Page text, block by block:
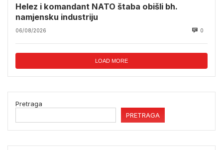
Helez i komandant NATO štaba obišli bh.
namjensku industriju
06/08/2026 0
LOAD MORE
Pretraga
PRETRAGA